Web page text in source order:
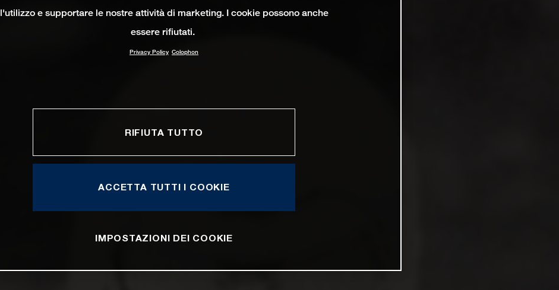
l'utilizzo e supportare le nostre attività di marketing. I cookie possono anche
essere rifiutati.
Privacy Policy Colophon
RIFIUTA TUTTO
ACCETTA TUTTI I COOKIE
IMPOSTAZIONI DEI COOKIE